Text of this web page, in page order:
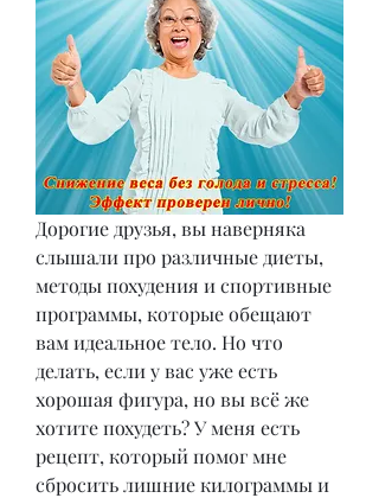
Дорогие друзья, вы наверняка
слышали про различные диеты,
методы похудения и спортивные
программы, которые обещают
вам идеальное тело. Но что
делать, если у вас уже есть
хорошая фигура, но вы всё же
хотите похудеть? У меня есть
рецепт, который помог мне
сбросить лишние килограммы и